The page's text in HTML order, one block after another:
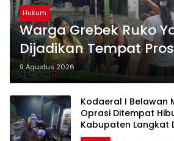
Hukum
Warga Grebek Ruko
Dijadikan Tempat
Kecamatan Belawan
9 Agustus 2026
Kodaeral I Belawan
Oprasi Ditempat
Kabupaten Langkat